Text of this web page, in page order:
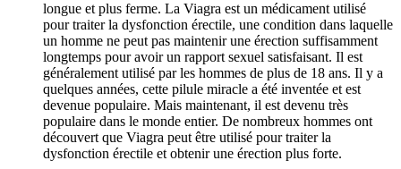
longue et plus ferme. La Viagra est un médicament utilisé
pour traiter la dysfonction érectile, une condition dans laquelle
un homme ne peut pas maintenir une érection suffisamment
longtemps pour avoir un rapport sexuel satisfaisant. Il est
généralement utilisé par les hommes de plus de 18 ans. Il y a
quelques années, cette pilule miracle a été inventée et est
devenue populaire. Mais maintenant, il est devenu très
populaire dans le monde entier. De nombreux hommes ont
découvert que Viagra peut être utilisé pour traiter la
dysfonction érectile et obtenir une érection plus forte.